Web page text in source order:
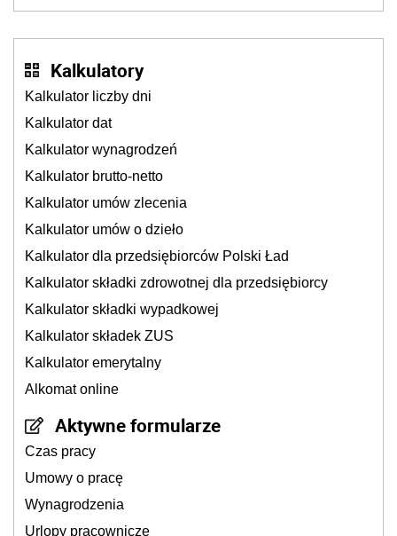
Kalkulatory
Kalkulator liczby dni
Kalkulator dat
Kalkulator wynagrodzeń
Kalkulator brutto-netto
Kalkulator umów zlecenia
Kalkulator umów o dzieło
Kalkulator dla przedsiębiorców Polski Ład
Kalkulator składki zdrowotnej dla przedsiębiorcy
Kalkulator składki wypadkowej
Kalkulator składek ZUS
Kalkulator emerytalny
Alkomat online
Aktywne formularze
Czas pracy
Umowy o pracę
Wynagrodzenia
Urlopy pracownicze